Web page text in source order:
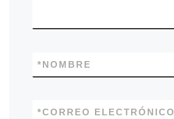
NOMBRE
*
CORREO ELECTRÓNICO
*